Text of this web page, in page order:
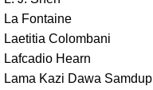
La Fontaine
Laetitia Colombani
Lafcadio Hearn
Lama Kazi Dawa Samdup